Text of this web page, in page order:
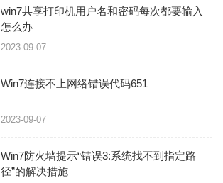
win7共享打印机用户名和密码每次都要输入
怎么办
2023-09-07
Win7连接不上网络错误代码651
2023-09-07
Win7防火墙提示“错误3:系统找不到指定路
径”的解决措施